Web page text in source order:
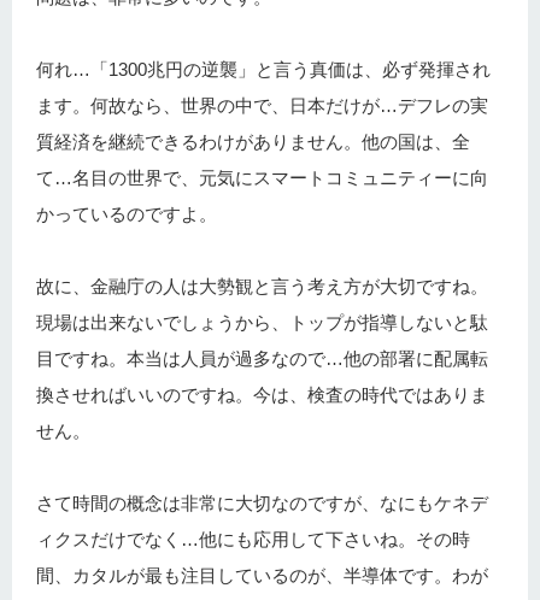
何れ…「1300兆円の逆襲」と言う真価は、必ず発揮され
ます。何故なら、世界の中で、日本だけが…デフレの実
質経済を継続できるわけがありません。他の国は、全
て…名目の世界で、元気にスマートコミュニティーに向
かっているのですよ。
故に、金融庁の人は大勢観と言う考え方が大切ですね。
現場は出来ないでしょうから、トップが指導しないと駄
目ですね。本当は人員が過多なので…他の部署に配属転
換させればいいのですね。今は、検査の時代ではありま
せん。
さて時間の概念は非常に大切なのですが、なにもケネデ
ィクスだけでなく…他にも応用して下さいね。その時
間、カタルが最も注目しているのが、半導体です。わが